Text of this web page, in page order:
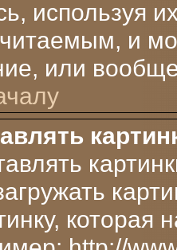
используя
и
или вообще